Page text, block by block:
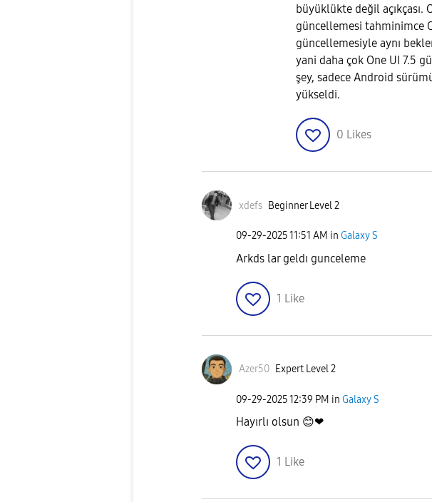
büyüklükte değil açıkçası.
güncellemesi tahminimce
güncellemesiyle aynı
yani daha çok One UI 7.5
şey, sadece Android
yükseldi.
0 Likes
xdefs Beginner Level 2
‎09-29-202511:51 AM in Galaxy S
Arkds lar geldı gunceleme
1 Like
Azer50 Expert Level 2
‎09-29-202512:39 PM in Galaxy S
Hayırlı olsun 😊❤
1 Like